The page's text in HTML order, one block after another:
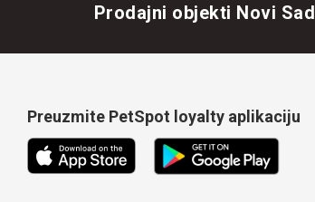
Prodajni objekti Novi Sad
Preuzmite PetSpot loyalty aplikaciju